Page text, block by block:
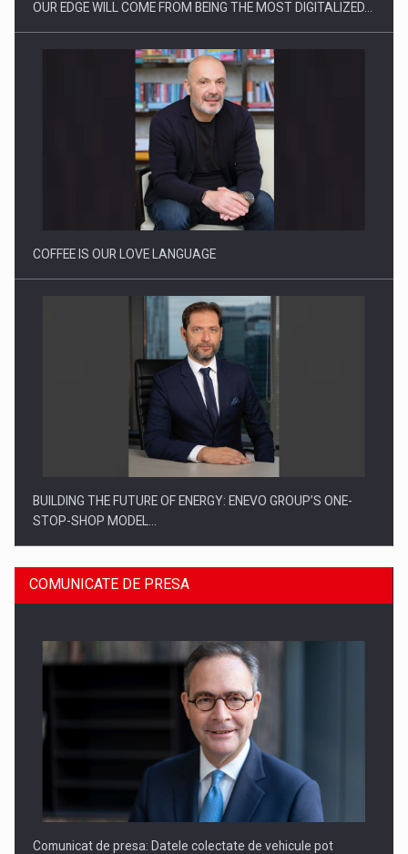
Proteinmaxxing and the Future of Protein Demand
OUR EDGE WILL COME FROM BEING THE MOST DIGITALIZED…
COFFEE IS OUR LOVE LANGUAGE
BUILDING THE FUTURE OF ENERGY: ENEVO GROUP’S ONE-
STOP-SHOP MODEL…
ROOTED IN ROMANIA, BUILT TO DELIVER TECHNOLOGY FOR
COMUNICATE DE PRESA
Comunicat de presa: Datele colectate de vehicule pot